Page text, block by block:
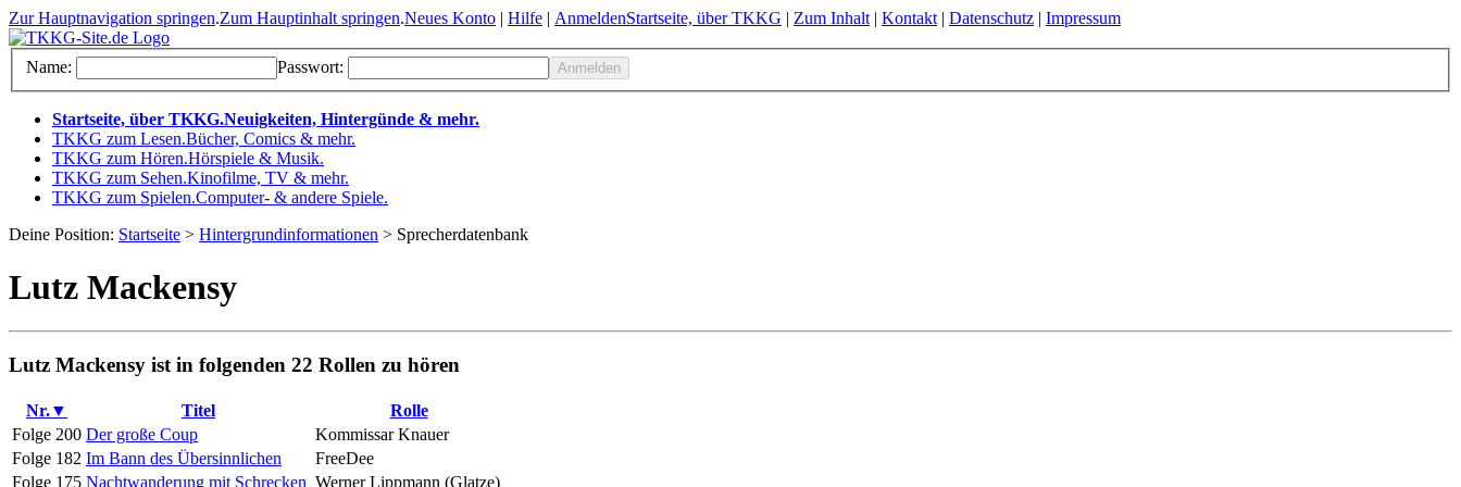
Zur Hauptnavigation springen.Zum Hauptinhalt springen.Neues Konto | Hilfe | AnmeldenStartseite, über TKKG | Zum Inhalt | Kontakt | Datenschutz | Impressum
Name: Passwort:
Startseite, über TKKG.Neuigkeiten, Hintergünde & mehr.
TKKG zum Lesen.Bücher, Comics & mehr.
TKKG zum Hören.Hörspiele & Musik.
TKKG zum Sehen.Kinofilme, TV & mehr.
TKKG zum Spielen.Computer- & andere Spiele.
Deine Position: Startseite > Hintergrundinformationen > Sprecherdatenbank
Lutz Mackensy
Lutz Mackensy ist in folgenden 22 Rollen zu hören
Nr.▼ Titel
Rolle
Folge 200 Der große Coup
Kommissar Knauer
Folge 182 Im Bann des Übersinnlichen
FreeDee
Folge 175 Nachtwanderung mit Schrecken Werner Lippmann (Glatze)